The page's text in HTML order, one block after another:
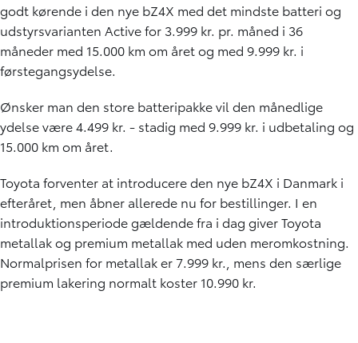
godt kørende i den nye bZ4X med det mindste batteri og
udstyrsvarianten Active for 3.999 kr. pr. måned i 36
måneder med 15.000 km om året og med 9.999 kr. i
førstegangsydelse.
Ønsker man den store batteripakke vil den månedlige
ydelse være 4.499 kr. - stadig med 9.999 kr. i udbetaling og
15.000 km om året.
Toyota forventer at introducere den nye bZ4X i Danmark i
efteråret, men åbner allerede nu for bestillinger. I en
introduktionsperiode gældende fra i dag giver Toyota
metallak og premium metallak med uden meromkostning.
Normalprisen for metallak er 7.999 kr., mens den særlige
premium lakering normalt koster 10.990 kr.